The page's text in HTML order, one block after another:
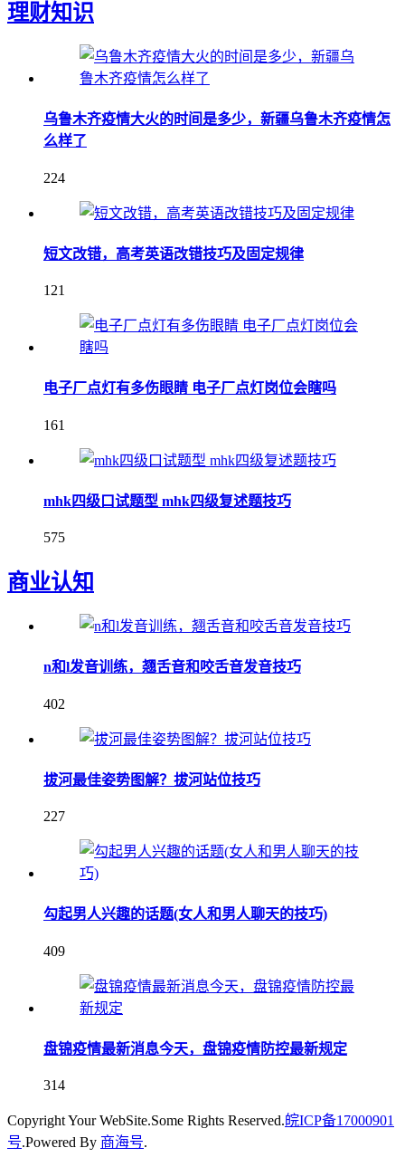
理财知识
乌鲁木齐疫情大火的时间是多少，新疆乌鲁木齐疫情怎
么样了
224
短文改错，高考英语改错技巧及固定规律
121
电子厂点灯有多伤眼睛 电子厂点灯岗位会瞎吗
161
mhk四级口试题型 mhk四级复述题技巧
575
商业认知
n和l发音训练，翘舌音和咬舌音发音技巧
402
拔河最佳姿势图解？拔河站位技巧
227
勾起男人兴趣的话题(女人和男人聊天的技巧)
409
盘锦疫情最新消息今天，盘锦疫情防控最新规定
314
Copyright Your WebSite.Some Rights Reserved.皖ICP备17000901
号.Powered By 商海号.